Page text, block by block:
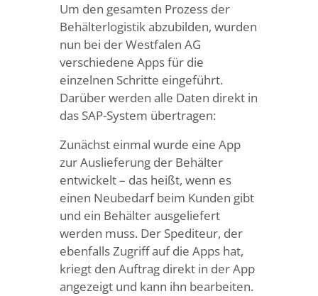
Um den gesamten Prozess der
Behälterlogistik abzubilden, wurden
nun bei der Westfalen AG
verschiedene Apps für die
einzelnen Schritte eingeführt.
Darüber werden alle Daten direkt in
das SAP-System übertragen:
Zunächst einmal wurde eine App
zur Auslieferung der Behälter
entwickelt – das heißt, wenn es
einen Neubedarf beim Kunden gibt
und ein Behälter ausgeliefert
werden muss. Der Spediteur, der
ebenfalls Zugriff auf die Apps hat,
kriegt den Auftrag direkt in der App
angezeigt und kann ihn bearbeiten.